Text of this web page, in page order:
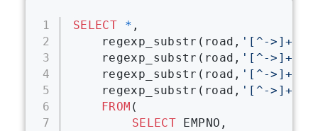
1
2
3
4
5
6
7
SELECT * ,
	regexp_substr(road,
'[^->]+'
	regexp_substr(road,
'[^->]+'
	regexp_substr(road,
'[^->]+'
	regexp_substr(road,
'[^->]+'
FROM (
SELECT EMPNO,